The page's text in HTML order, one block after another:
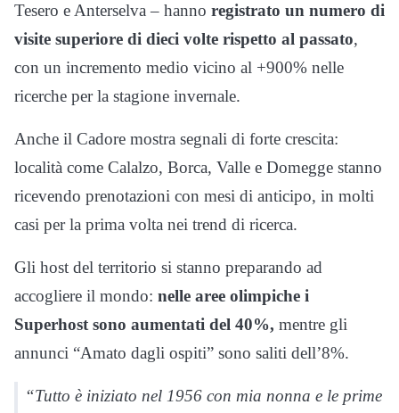
Tesero e Anterselva – hanno registrato un numero di
visite superiore di dieci volte rispetto al passato,
con un incremento medio vicino al +900% nelle
ricerche per la stagione invernale.
Anche il Cadore mostra segnali di forte crescita:
località come Calalzo, Borca, Valle e Domegge stanno
ricevendo prenotazioni con mesi di anticipo, in molti
casi per la prima volta nei trend di ricerca.
Gli host del territorio si stanno preparando ad
accogliere il mondo: nelle aree olimpiche i
Superhost sono aumentati del 40%, mentre gli
annunci “Amato dagli ospiti” sono saliti dell’8%.
“Tutto è iniziato nel 1956 con mia nonna e le prime